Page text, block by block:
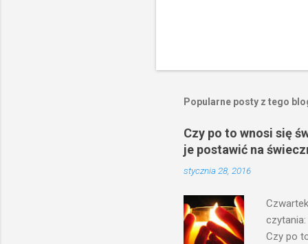
Popularne posty z tego
Czy po to wnosi się
je postawić na
stycznia 28, 2016
czytania:
Czy po